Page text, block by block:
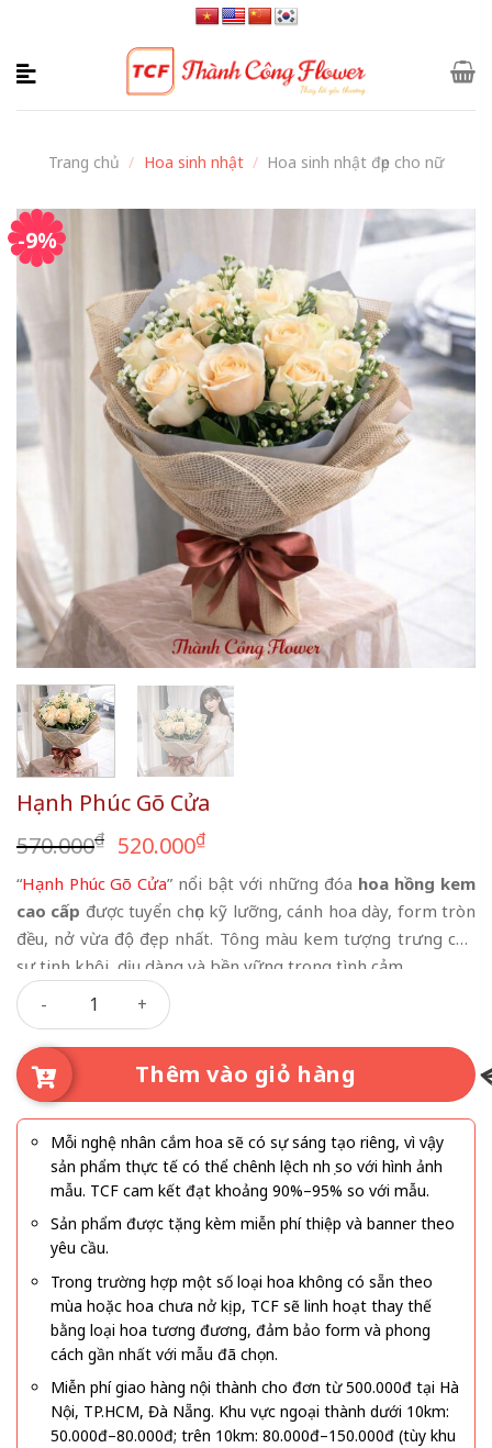
content
Trang chủ / Hoa sinh nhật / Hoa sinh nhật đẹp cho nữ
-9%
Hạnh Phúc Gõ Cửa
570.000₫ Giá
gốc
là:
570.000₫.
520.000₫Giá
hiện
tại
là:
520.000₫.
“Hạnh Phúc Gõ Cửa” nổi bật với những đóa hoa hồng kem
cao cấp được tuyển chọn kỹ lưỡng, cánh hoa dày, form tròn
đều, nở vừa độ đẹp nhất. Tông màu kem tượng trưng cho
sự tinh khôi, dịu dàng và bền vững trong tình cảm.
Hạnh Phúc Gõ Cửa số lượng
Thêm vào giỏ hàng
Mỗi nghệ nhân cắm hoa sẽ có sự sáng tạo riêng, vì vậy
sản phẩm thực tế có thể chênh lệch nhẹ so với hình ảnh
mẫu. TCF cam kết đạt khoảng 90%–95% so với mẫu.
Sản phẩm được tặng kèm miễn phí thiệp và banner theo
yêu cầu.
Trong trường hợp một số loại hoa không có sẵn theo
mùa hoặc hoa chưa nở kịp, TCF sẽ linh hoạt thay thế
bằng loại hoa tương đương, đảm bảo form và phong
cách gần nhất với mẫu đã chọn.
Miễn phí giao hàng nội thành cho đơn từ 500.000đ tại Hà
Nội, TP.HCM, Đà Nẵng. Khu vực ngoại thành dưới 10km:
50.000đ–80.000đ; trên 10km: 80.000đ–150.000đ (tùy khu